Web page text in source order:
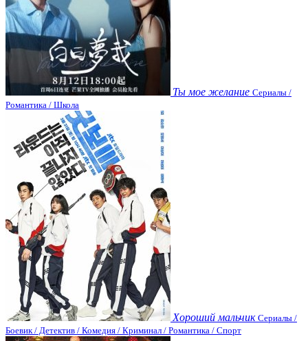
Ты мое желание Сериалы /
Романтика / Школа
Хороший мальчик Сериалы /
Боевик / Детектив / Комедия / Криминал / Романтика / Спорт